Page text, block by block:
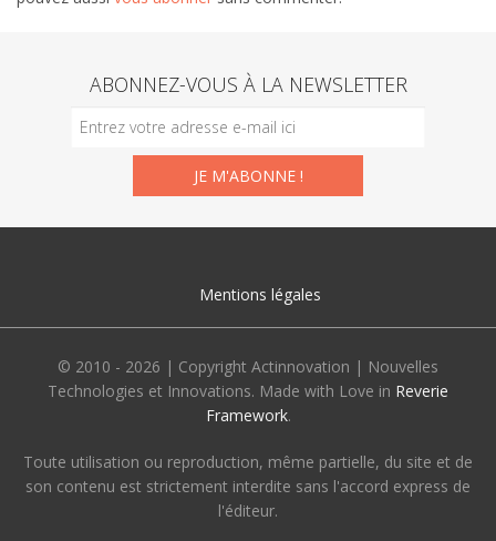
ABONNEZ-VOUS À LA NEWSLETTER
Mentions légales
© 2010 - 2026 | Copyright Actinnovation | Nouvelles
Technologies et Innovations. Made with Love in Reverie
Framework.
Toute utilisation ou reproduction, même partielle, du site et de
son contenu est strictement interdite sans l'accord express de
l'éditeur.